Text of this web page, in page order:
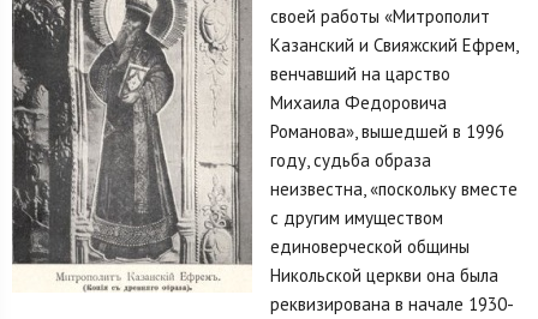
своей работы «Митрополит
Казанский и Свияжский Ефрем,
венчавший на царство
Михаила Федоровича
Романова», вышедшей в 1996
году, судьба образа
неизвестна, «поскольку вместе
с другим имуществом
единоверческой общины
Никольской церкви она была
реквизирована в начале 1930-